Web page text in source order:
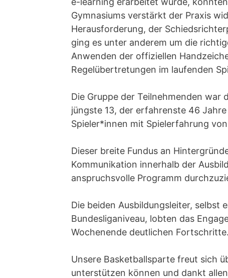
Gymnasiums verstärkt der Praxis
Herausforderung, der
ging es unter anderem um die
Anwenden der offiziellen
Regelübertretungen im laufenden
Die Gruppe der Teilnehmenden
jüngste 13, der erfahrenste 46
Spieler*innen mit Spielerfahrung
Dieser breite Fundus an
Kommunikation innerhalb der
anspruchsvolle Programm
Die beiden Ausbildungsleiter, selbst
Bundesliganiveau, lobten das
Wochenende deutlichen Fortschritte.
Unsere Basketballsparte freut sich
unterstützen können und dankt